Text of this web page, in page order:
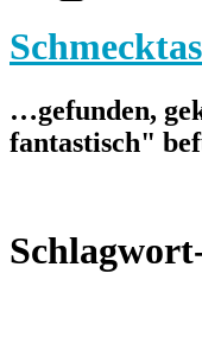
…gefunden,
fantastisch"